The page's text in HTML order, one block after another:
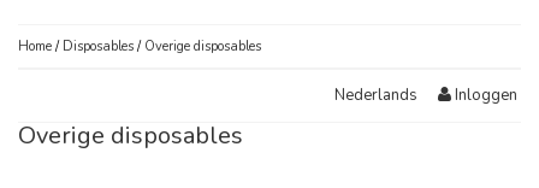
Home / Disposables / Overige disposables
Nederlands Inloggen
Overige disposables